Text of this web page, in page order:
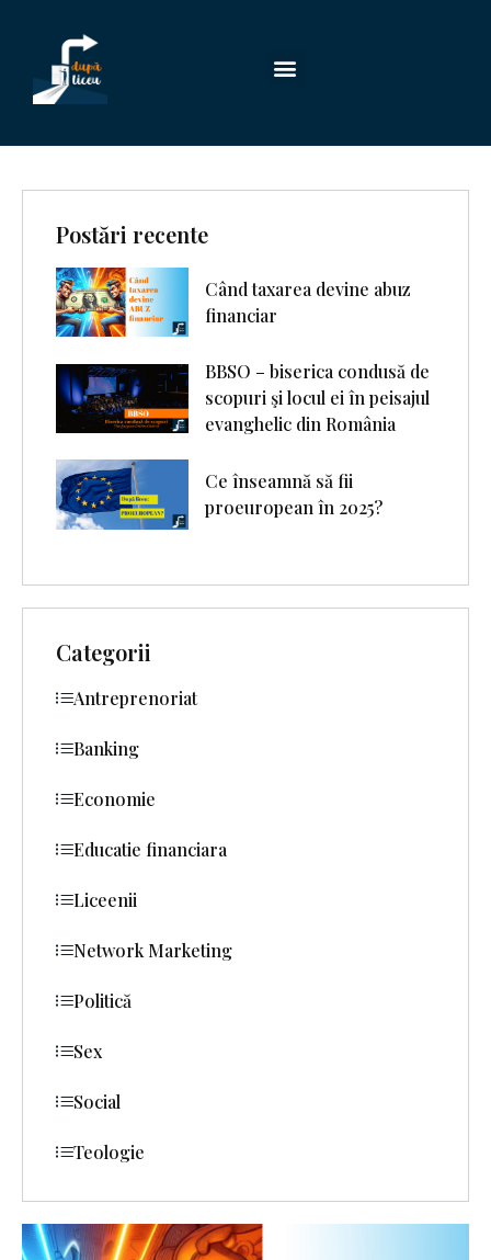
Postări recente
Când taxarea devine abuz
financiar
BBSO – biserica condusă de
scopuri şi locul ei în peisajul
evanghelic din România
Ce înseamnă să fii
proeuropean în 2025?
Categorii
Antreprenoriat
Banking
Economie
Educatie financiara
Liceenii
Network Marketing
Politică
Sex
Social
Teologie